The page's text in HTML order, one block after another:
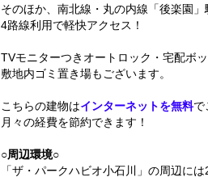
そのほか、南北線・丸の内線「後楽園
4路線利用で軽快アクセス！
TVモニターつきオートロック・宅配ボ
敷地内ゴミ置き場もございます。
こちらの建物はインターネットを無料で
月々の経費を節約できます！
○周辺環境○
「ザ・パークハビオ小石川」の周辺に